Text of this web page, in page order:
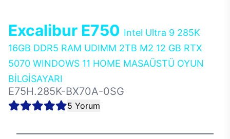
Excalibur E750 Intel Ultra 9 285K
16GB DDR5 RAM UDIMM 2TB M2 12 GB RTX
5070 WINDOWS 11 HOME MASAÜSTÜ OYUN
BİLGİSAYARI
E75H.285K-BX70A-0SG
5 Yorum